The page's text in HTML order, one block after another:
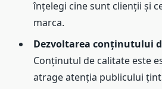
înțelegi cine sunt clienții și
marca.
Dezvoltarea conținutului
Conținutul de calitate este
atrage atenția publicului